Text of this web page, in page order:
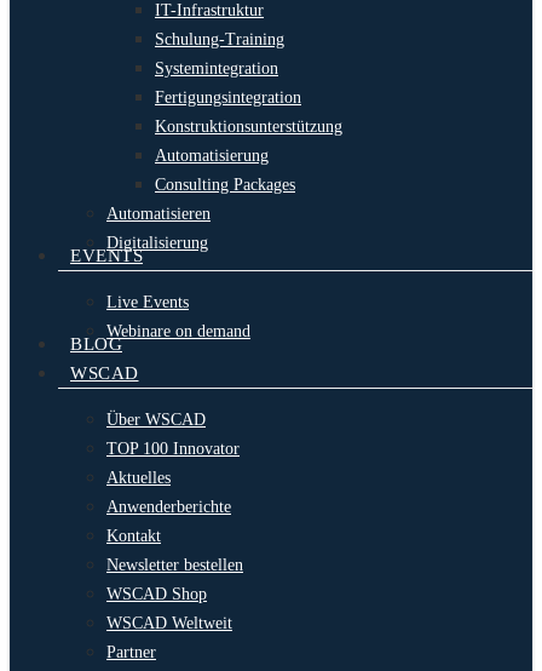
IT-Infrastruktur
Schulung-Training
Systemintegration
Fertigungsintegration
Konstruktionsunterstützung
Automatisierung
Consulting Packages
Automatisieren
Digitalisierung
EVENTS
Live Events
Webinare on demand
BLOG
WSCAD
Über WSCAD
TOP 100 Innovator
Aktuelles
Anwenderberichte
Kontakt
Newsletter bestellen
WSCAD Shop
WSCAD Weltweit
Partner